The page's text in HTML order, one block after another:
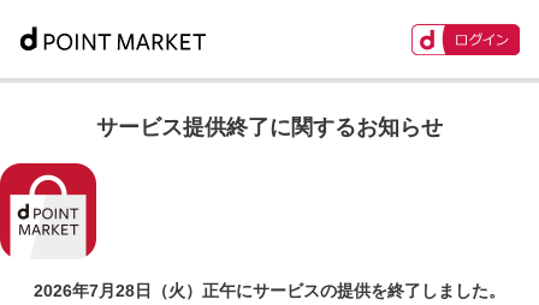
サービス提供終了に関するお知らせ
2026年7月28日（火）正午にサービスの提供を終了しました。